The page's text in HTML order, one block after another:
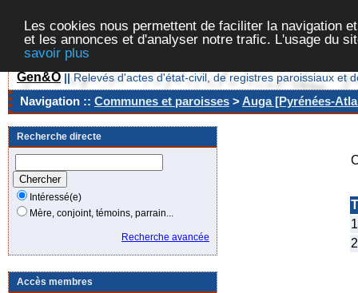
Les cookies nous permettent de faciliter la navigation
et les annonces et d'analyser notre trafic. L'usage du
savoir plus
Gen&O || Relevés d'actes d'état-civil, de registres paroissiaux et
Navigation :: Communes et paroisses >Auga [Pyrénées-
Recherche directe
Intéressé(e)
Mère, conjoint, témoins, parrain...
Recherche avancée
Accès membres